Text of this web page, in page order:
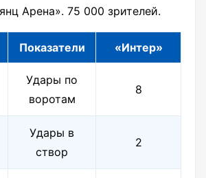
Арена». 75 000 зрителей.
Показатели «Интер»
Удары по
воротам
8
Удары в
створ
2